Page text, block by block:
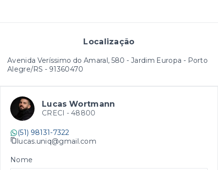
Localização
Avenida Veríssimo do Amaral, 580 - Jardim Europa - Porto
Alegre/RS - 91360470
Lucas Wortmann
CRECI - 48800
(51) 98131-7322
lucas.uniq@gmail.com
Nome